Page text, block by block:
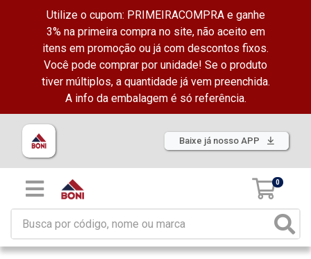
Utilize o cupom: PRIMEIRACOMPRA e ganhe
3% na primeira compra no site, não aceito em
itens em promoção ou já com descontos fixos.
Você pode comprar por unidade! Se o produto
tiver múltiplos, a quantidade já vem preenchida.
A info da embalagem é só referência.
Baixe já nosso APP
0